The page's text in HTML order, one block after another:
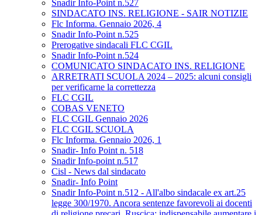
Snadir Info-Point n.527
SINDACATO INS. RELIGIONE - SAIR NOTIZIE
Flc Informa. Gennaio 2026, 4
Snadir Info-Point n.525
Prerogative sindacali FLC CGIL
Snadir Info-Point n.524
COMUNICATO SINDACATO INS. RELIGIONE
ARRETRATI SCUOLA 2024 – 2025: alcuni consigli
per verificarne la correttezza
FLC CGIL
COBAS VENETO
FLC CGIL Gennaio 2026
FLC CGIL SCUOLA
Flc Informa. Gennaio 2026, 1
Snadir- Info Point n. 518
Snadir Info-point n.517
Cisl - News dal sindacato
Snadir- Info Point
Snadir Info-Point n.512 - All'albo sindacale ex art.25
legge 300/1970. Ancora sentenze favorevoli ai docenti